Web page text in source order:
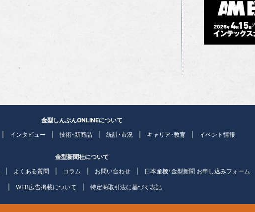
金型しんぶんONLINEについて
インタビュー 技術・新商品 統計・市況 キャリア・教育 イベント情報
金型新聞社について
よくある質問 コラム お問い合わせ 日本産機・金型新聞 お申し込みフォーム
WEB広告掲載について 特定商取引法に基づく表記